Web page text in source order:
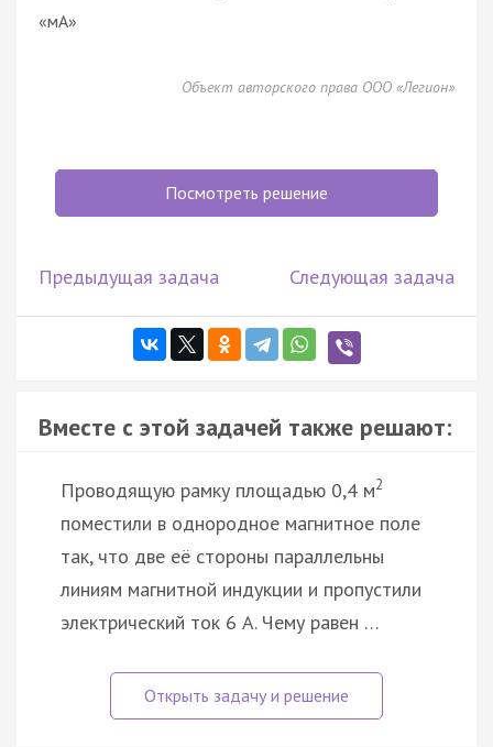
«мА»
Объект авторского права ООО «Легион»
Посмотреть решение
Предыдущая задача Следующая задача
Вместе с этой задачей также решают:
Проводящую рамку площадью 0,4 м2
поместили в однородное магнитное поле
так, что две её стороны параллельны
линиям магнитной индукции и пропустили
электрический ток 6 А. Чему равен …